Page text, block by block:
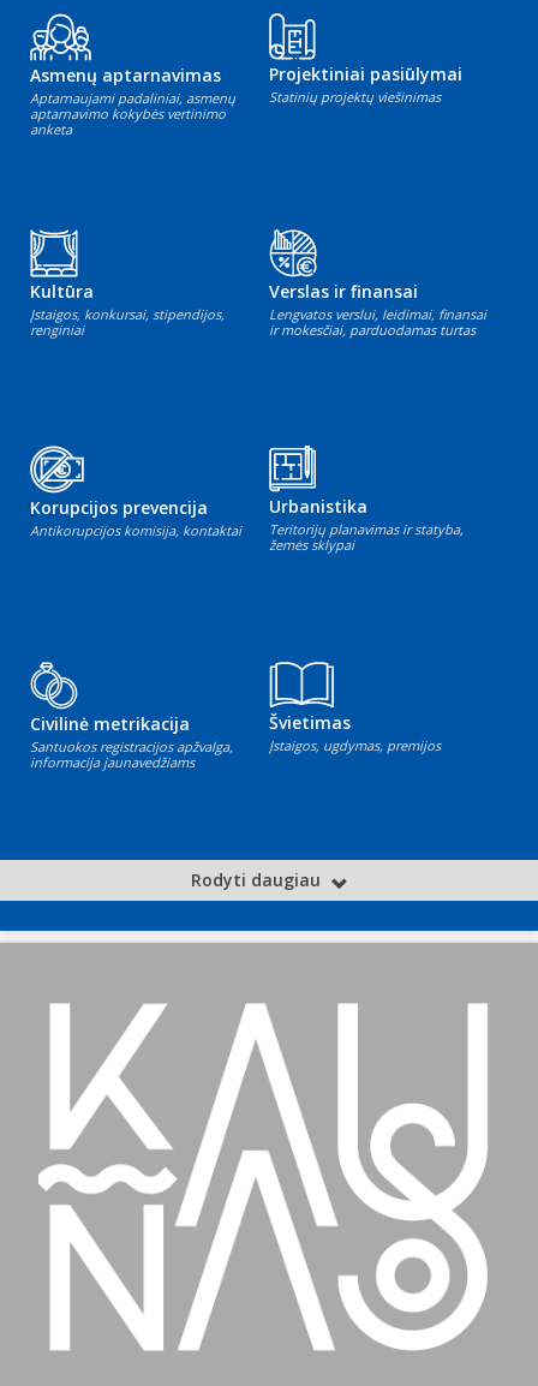
Asmenų aptarnavimas
Aptarnaujami padaliniai, asmenų
aptarnavimo kokybės vertinimo
anketa
Projektiniai pasiūlymai
Statinių projektų viešinimas
Kultūra
Įstaigos, konkursai, stipendijos,
renginiai
Verslas ir finansai
Lengvatos verslui, leidimai, finansai
ir mokesčiai, parduodamas turtas
Korupcijos prevencija
Antikorupcijos komisija, kontaktai
Urbanistika
Teritorijų planavimas ir statyba,
žemės sklypai
Civilinė metrikacija
Santuokos registracijos apžvalga,
informacija jaunavedžiams
Švietimas
Įstaigos, ugdymas, premijos
Rodyti daugiau